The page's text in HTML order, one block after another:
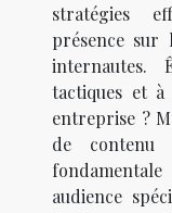
stratégies
présence
internautes.
tactiques et
entreprise ?
de contenu
audience